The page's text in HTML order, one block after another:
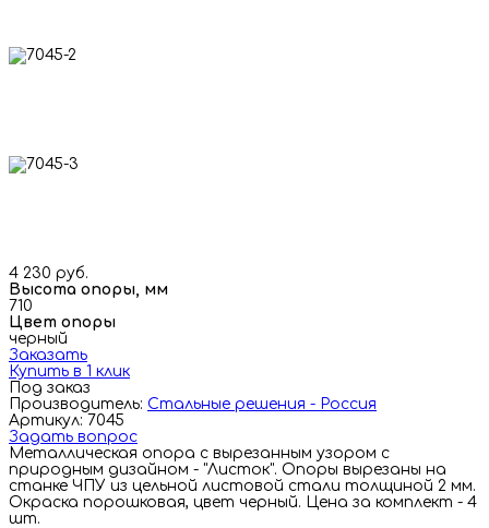
4 230 руб.
Высота опоры, мм
710
Цвет опоры
черный
Заказать
Купить в 1 клик
Под заказ
Производитель: Стальные решения - Россия
Артикул: 7045
Задать вопрос
Металлическая опора с вырезанным узором с
природным дизайном - "Листок". Опоры вырезаны на
станке ЧПУ из цельной листовой стали толщиной 2 мм.
Окраска порошковая, цвет черный. Цена за комплект - 4
шт.